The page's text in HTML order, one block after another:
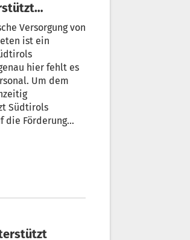
Versorgung von
ist ein
hier fehlt es
Um dem
Südtirols
die Förderung